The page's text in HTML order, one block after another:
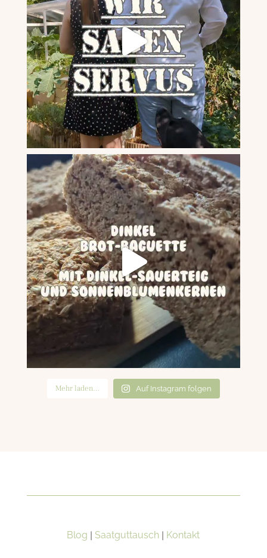
Mehr laden… Auf Instagram folgen
Blog | Saatguttausch | Kontakt